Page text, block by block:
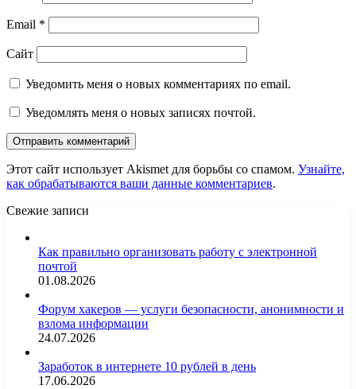
Email *
Сайт
Уведомить меня о новых комментариях по email.
Уведомлять меня о новых записях почтой.
Этот сайт использует Akismet для борьбы со спамом. Узнайте,
как обрабатываются ваши данные комментариев.
Свежие записи
Как правильно организовать работу с электронной
почтой
01.08.2026
Форум хакеров — услуги безопасности, анонимности и
взлома информации
24.07.2026
Заработок в интернете 10 рублей в день
17.06.2026